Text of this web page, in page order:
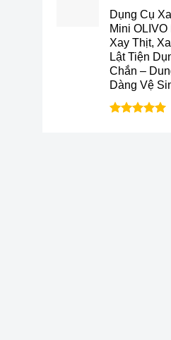
Dụng Cụ
Mini
Xay Thịt,
Lật Tiện
Chắn –
Dàng Vệ
là:
428.000₫.
tại
là:
299.000₫.